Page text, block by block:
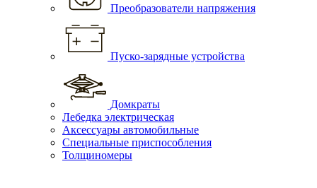
Преобразователи напряжения
Пуско-зарядные устройства
Домкраты
Лебедка электрическая
Аксессуары автомобильные
Специальные приспособления
Толщиномеры